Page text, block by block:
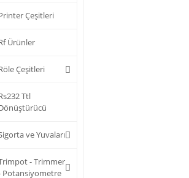
Çeşitleri
Ürünler
Çeşitleri
Ttl
ve Yuvaları
- Trimmer
Potansiyometre